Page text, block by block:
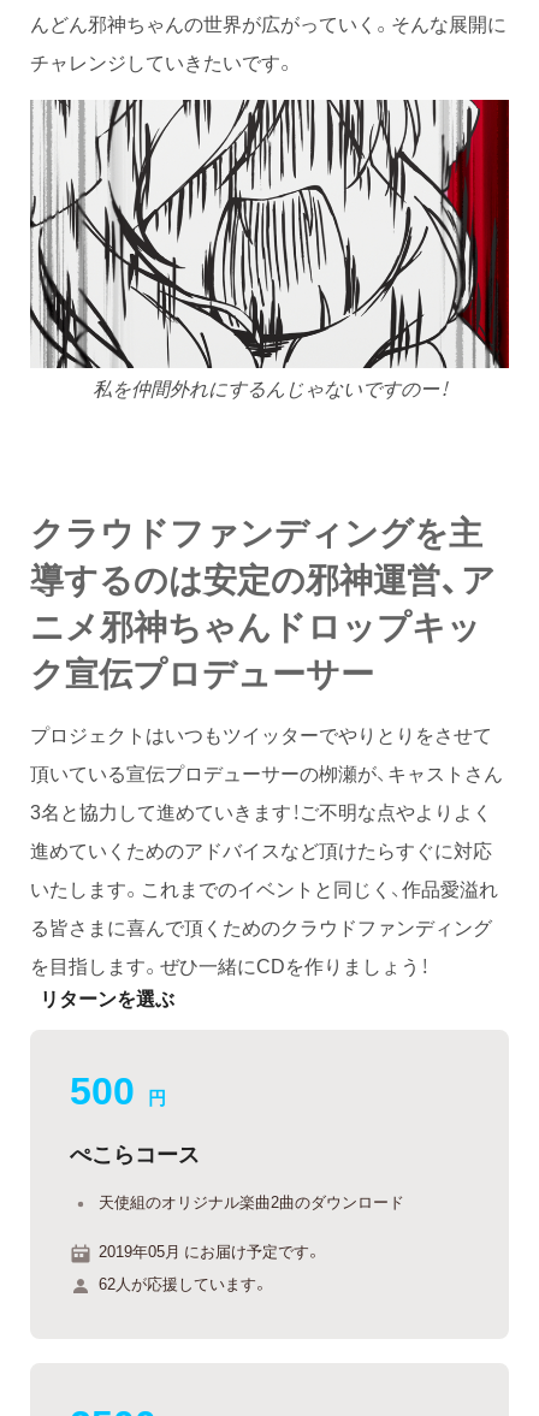
んどん邪神ちゃんの世界が広がっていく。そんな展開に
チャレンジしていきたいです。
私を仲間外れにするんじゃないですのー！
クラウドファンディングを主
導するのは安定の邪神運営、ア
ニメ邪神ちゃんドロップキッ
ク宣伝プロデューサー
プロジェクトはいつもツイッターでやりとりをさせて
頂いている宣伝プロデューサーの栁瀬が、キャストさん
3名と協力して進めていきます！ご不明な点やよりよく
進めていくためのアドバイスなど頂けたらすぐに対応
いたします。これまでのイベントと同じく、作品愛溢れ
る皆さまに喜んで頂くためのクラウドファンディング
を目指します。ぜひ一緒にCDを作りましょう！
リターンを選ぶ
500 円
ぺこらコース
天使組のオリジナル楽曲2曲のダウンロード
2019年05月 にお届け予定です。
62人が応援しています。